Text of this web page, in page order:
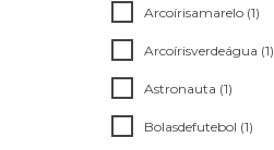
Arcoírisamarelo (1)
Arcoírisverdeágua (1)
Astronauta (1)
Bolasdefutebol (1)